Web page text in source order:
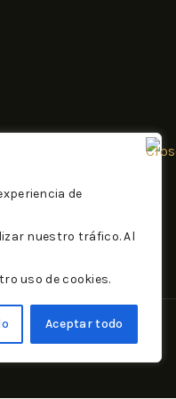
de
nuestro tráfico. Al
uso de cookies.
Aceptar todo